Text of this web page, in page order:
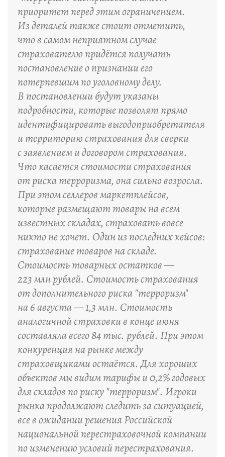
приоритет перед этим ограничением.
Из деталей также стоит отметить,
что в самом неприятном случае
страхователю придётся получать
постановление о признании его
потерпевшим по уголовному делу.
В постановлении будут указаны
подробности, которые позволят прямо
идентифицировать выгодоприобретателя
и территорию страхования для сверки
с заявлением и договором страхования.
Что касается стоимости страхования
от риска терроризма, она сильно возросла.
При этом селлеров маркетплейсов,
которые размещают товары на всем
известных складах, страховать вовсе
никто не хочет. Один из последних кейсов:
страхование товаров на складе.
Стоимость товарных остатков —
223 млн рублей. Стоимость страхования
от дополнительного риска "терроризм"
на 6 августа — 1,3 млн. Стоимость
аналогичной страховки в конце июня
составляла всего 84 тыс. рублей. При этом
конкуренция на рынке между
страховщиками остаётся. Для хороших
объектов мы видим тарифы и 0,2% годовых
для складов по риску "терроризм". Игроки
рынка продолжают следить за ситуацией,
все в ожидании решения Российской
национальной перестраховочной компании
по изменению условий перестрахования.